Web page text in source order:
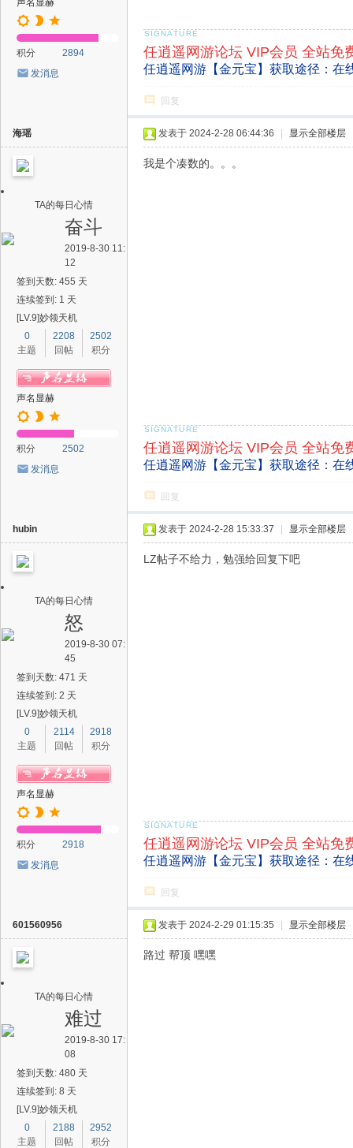
声名显赫
积分
2894
发消息
任逍遥网游论坛 VIP会员 全站免
任逍遥网游【金元宝】获取途径：在
回复
海瑶
TA的每日心情
奋斗
2019-8-30 11:
12
签到天数: 455 天
连续签到: 1 天
[LV.9]妙领天机
0
主题
2208
回帖
2502
积分
声名显赫
积分
2502
发消息
发表于 2024-2-28 06:44:36 显示全部楼层
我是个凑数的。。。
任逍遥网游论坛 VIP会员 全站免
任逍遥网游【金元宝】获取途径：在
回复
hubin
TA的每日心情
怒
2019-8-30 07:
45
签到天数: 471 天
连续签到: 2 天
[LV.9]妙领天机
0
主题
2114
回帖
2918
积分
声名显赫
积分
2918
发消息
发表于 2024-2-28 15:33:37 显示全部楼层
LZ帖子不给力，勉强给回复下吧
任逍遥网游论坛 VIP会员 全站免
任逍遥网游【金元宝】获取途径：在
回复
601560956
TA的每日心情
难过
2019-8-30 17:
08
签到天数: 480 天
连续签到: 8 天
[LV.9]妙领天机
0
主题
2188
回帖
2952
积分
发表于 2024-2-29 01:15:35 显示全部楼层
路过 帮顶 嘿嘿